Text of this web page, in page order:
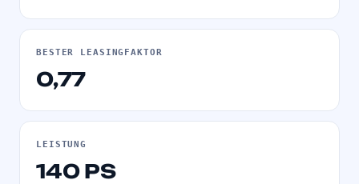
BESTER LEASINGFAKTOR
0,77
LEISTUNG
140 PS